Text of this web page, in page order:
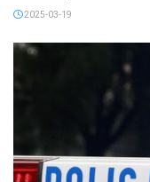
2025-03-19